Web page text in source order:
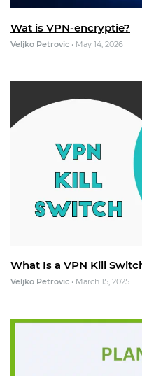
Wat is VPN-encryptie?
Veljko Petrovic • May 14, 2026
What Is a VPN Kill
Veljko Petrovic • March 15, 2025